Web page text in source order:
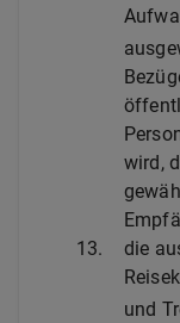
wird,
13.
die
und